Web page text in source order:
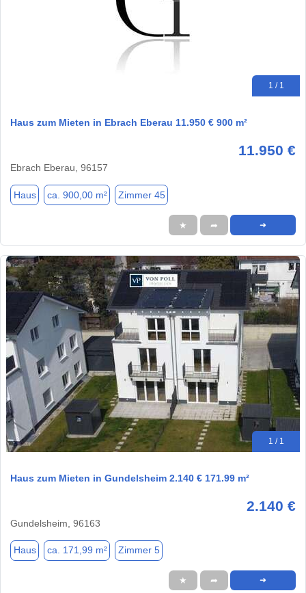
1 / 1
Haus zum Mieten in Ebrach Eberau 11.950 € 900 m²
11.950 €
Ebrach Eberau, 96157
Haus ca. 900,00 m² Zimmer 45
★ ➦ ➜
1 / 1
Haus zum Mieten in Gundelsheim 2.140 € 171.99 m²
2.140 €
Gundelsheim, 96163
Haus ca. 171,99 m² Zimmer 5
★ ➦ ➜